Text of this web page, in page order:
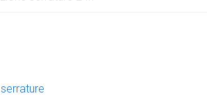
serrature